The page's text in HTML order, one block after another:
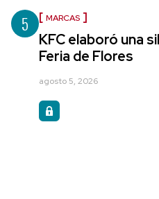
5 MARCAS
KFC elaboró una
Feria de Flores
agosto 5, 2026